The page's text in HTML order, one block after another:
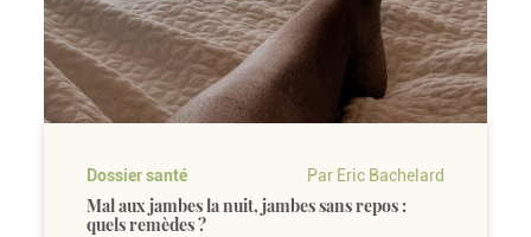
Dossier santé Par Eric Bachelard
Mal aux jambes la nuit, jambes sans repos :
quels remèdes ?